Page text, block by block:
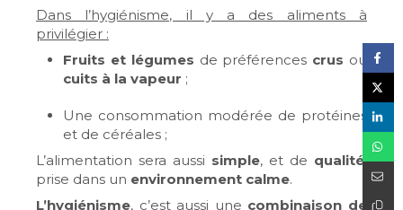
Dans l’hygiénisme, il y a des aliments à
privilégier :
Fruits et légumes de préférences crus ou
cuits à la vapeur ;
Une consommation modérée de protéines
et de céréales ;
L’alimentation sera aussi simple, et de qualité,
prise dans un environnement calme.
L’hygiénisme, c’est aussi une combinaison de